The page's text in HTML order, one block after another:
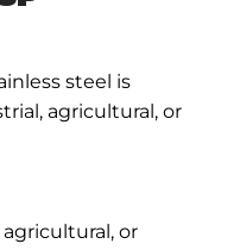
steel is
agricultural, or
or